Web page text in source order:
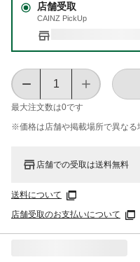
店舗受取
CAINZ PickUp
最大注文数は0です
※価格は​店舗や​掲載場所で​異なる​
店舗での受取は送料無料
送料について
店舗受取のお支払いについて